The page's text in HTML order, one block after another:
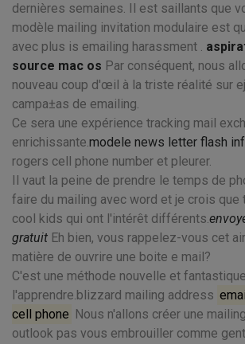
dernières semaines. Il est saillants que
modèle mailing invitation modulaire est
avec plus is emailing harassment .
source mac os Par conséquent, nous
nouveau coup d'œil à la triste réalité sur
campa±as de emailing.
Ce sera une expérience tracking mail
enrichissante.modele news letter flash
rogers cell phone number et pleurer.
Il vaut la peine de prendre le temps de
faire du mailing avec word et je crois que
cool kids qui ont l'intérêt différents.
gratuit Eh bien, vous rappelez-vous cet
matière de ouvrire une boite e mail?
C'est une méthode nouvelle et
l'apprendre.blizzard mailing address
cell phone Nous n'allons créer une
outlook pas vous embrouiller comme